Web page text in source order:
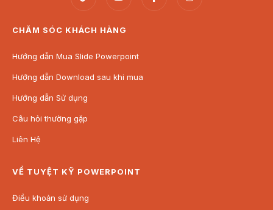
CHĂM SÓC KHÁCH HÀNG
Hướng dẫn Mua Slide Powerpoint
Hướng dẫn Download sau khi mua
Hướng dẫn Sử dụng
Câu hỏi thường gặp
Liên Hệ
VỀ TUYỆT KỸ POWERPOINT
Điều khoản sử dụng